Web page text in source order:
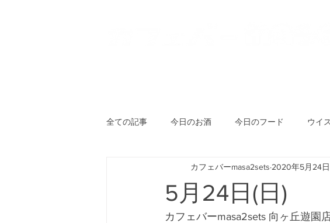
全ての記事 今日のお酒 今日のフード ウイ
5月24日(日)
カフェバーmasa2sets 2020年5月24日
カフェバーmasa2sets 向ヶ丘遊園